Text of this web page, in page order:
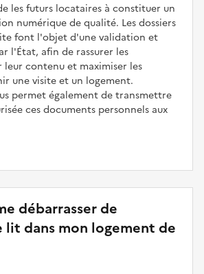
les futurs locataires à constituer un
numérique de qualité. Les dossiers
font l'objet d'une validation et
l'État, afin de rassurer les
leur contenu et maximiser les
une visite et un logement.
permet également de transmettre
ces documents personnels aux
débarrasser de
lit dans mon logement de